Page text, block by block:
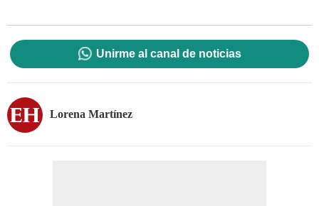
Unirme al canal de noticias
Lorena Martínez